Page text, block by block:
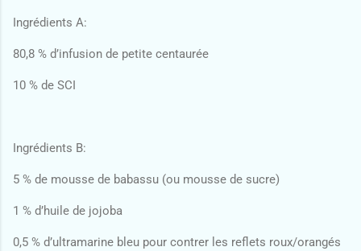
Ingrédients A:
80,8 % d’infusion de petite centaurée
10 % de SCI
Ingrédients B:
5 % de mousse de babassu (ou mousse de sucre)
1 % d’huile de jojoba
0,5 % d’ultramarine bleu pour contrer les reflets roux/orangés